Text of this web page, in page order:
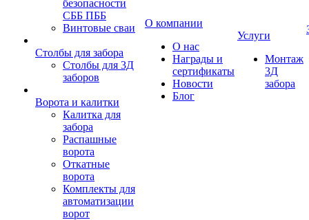
безопасности
СББ ПББ
Винтовые сваи
Столбы для забора
Столбы для 3Д
заборов
Ворота и калитки
Калитка для
забора
Распашные
ворота
Откатные
ворота
Комплекты для
автоматизации
ворот
О компании
О нас
Награды и
сертификаты
Новости
Блог
Услуги
Монтаж
3Д
забора